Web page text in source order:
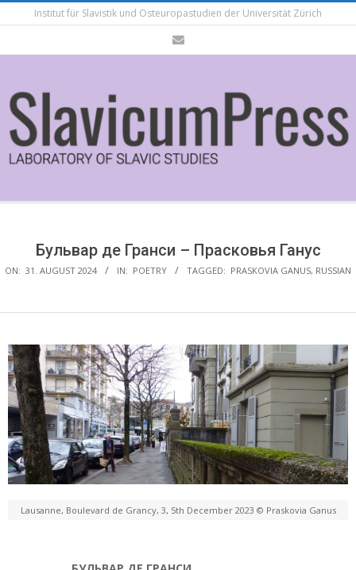
to
Institut für Slavistik und Osteuropastudien der Universität Zürich
Бульвар де Гранси – Прасковья Ганус
ON: 31. AUGUST 2024 IN: POETRY TAGGED: PRASKOVIA GANUS, RUSSIAN
Lausanne, Boulevard de Grancy, 3, 5th December 2023 © Praskovia Ganus